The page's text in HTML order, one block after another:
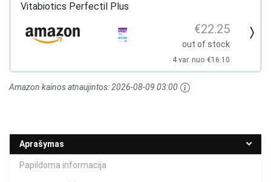
Vitabiotics Perfectil Plus
€22.25
out of stock
4 var. nuo €16.10
Amazon kainos atnaujintos:2026-08-09 03:00
Aprašymas
Papildoma informacija